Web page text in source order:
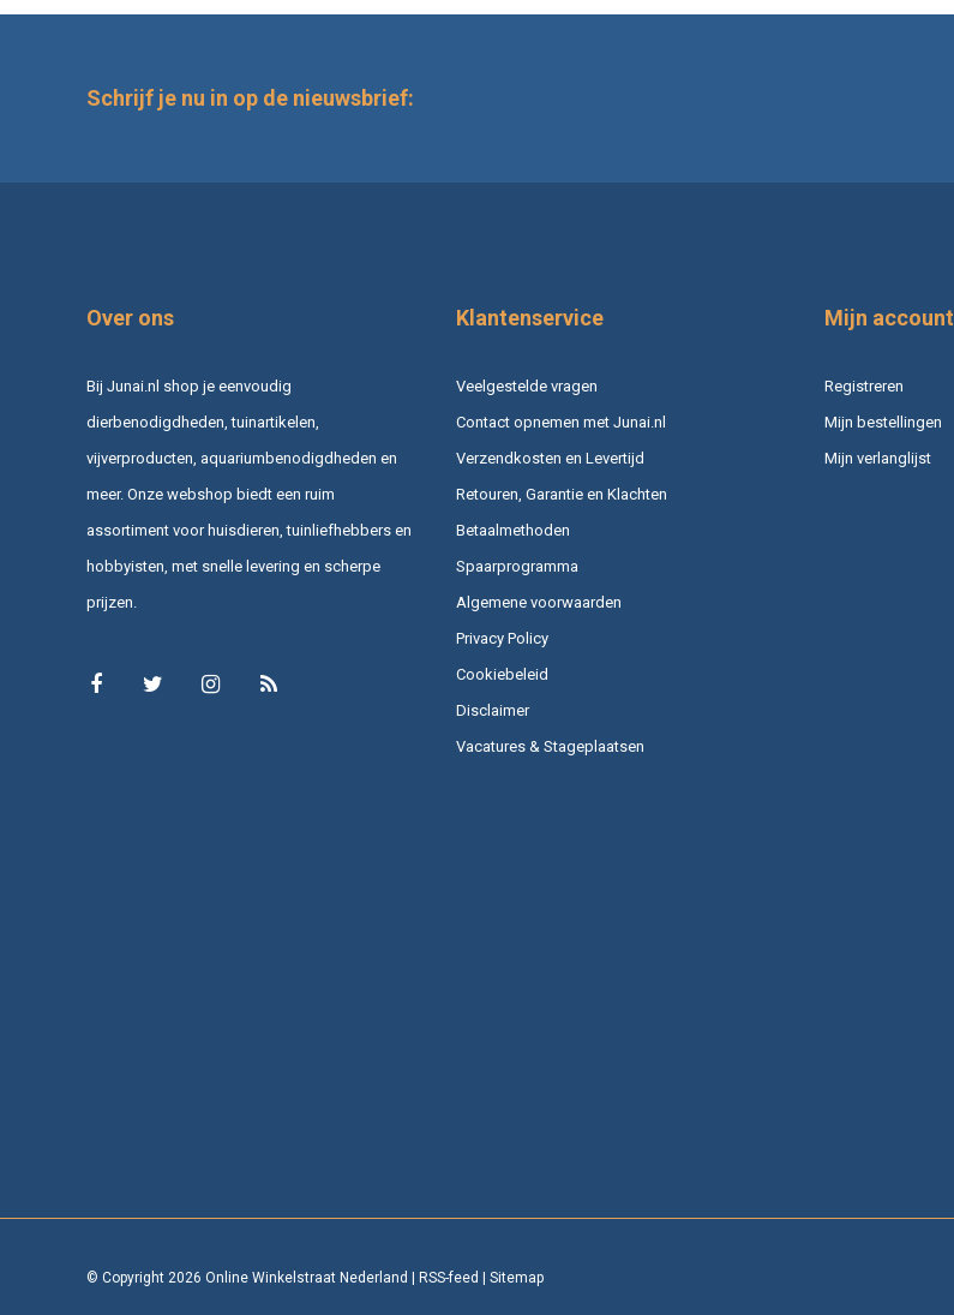
Schrijf je nu in op de nieuwsbrief:
Over ons
Bij Junai.nl shop je eenvoudig
dierbenodigdheden, tuinartikelen,
vijverproducten, aquariumbenodigdheden en
meer. Onze webshop biedt een ruim
assortiment voor huisdieren, tuinliefhebbers en
hobbyisten, met snelle levering en scherpe
prijzen.
Klantenservice
Veelgestelde vragen
Contact opnemen met Junai.nl
Verzendkosten en Levertijd
Retouren, Garantie en Klachten
Betaalmethoden
Spaarprogramma
Algemene voorwaarden
Privacy Policy
Cookiebeleid
Disclaimer
Vacatures & Stageplaatsen
Mijn account
Registreren
Mijn bestellingen
Mijn verlanglijst
© Copyright 2026 Online Winkelstraat Nederland | RSS-feed | Sitemap